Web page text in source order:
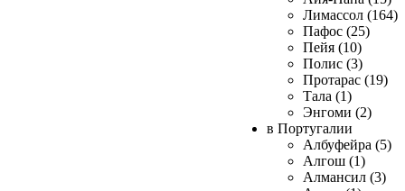
Лимассол (164)
Пафос (25)
Пейя (10)
Полис (3)
Протарас (19)
Тала (1)
Энгоми (2)
в Португалии
Албуфейра (5)
Алгош (1)
Алмансил (3)